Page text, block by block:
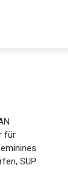
für
für